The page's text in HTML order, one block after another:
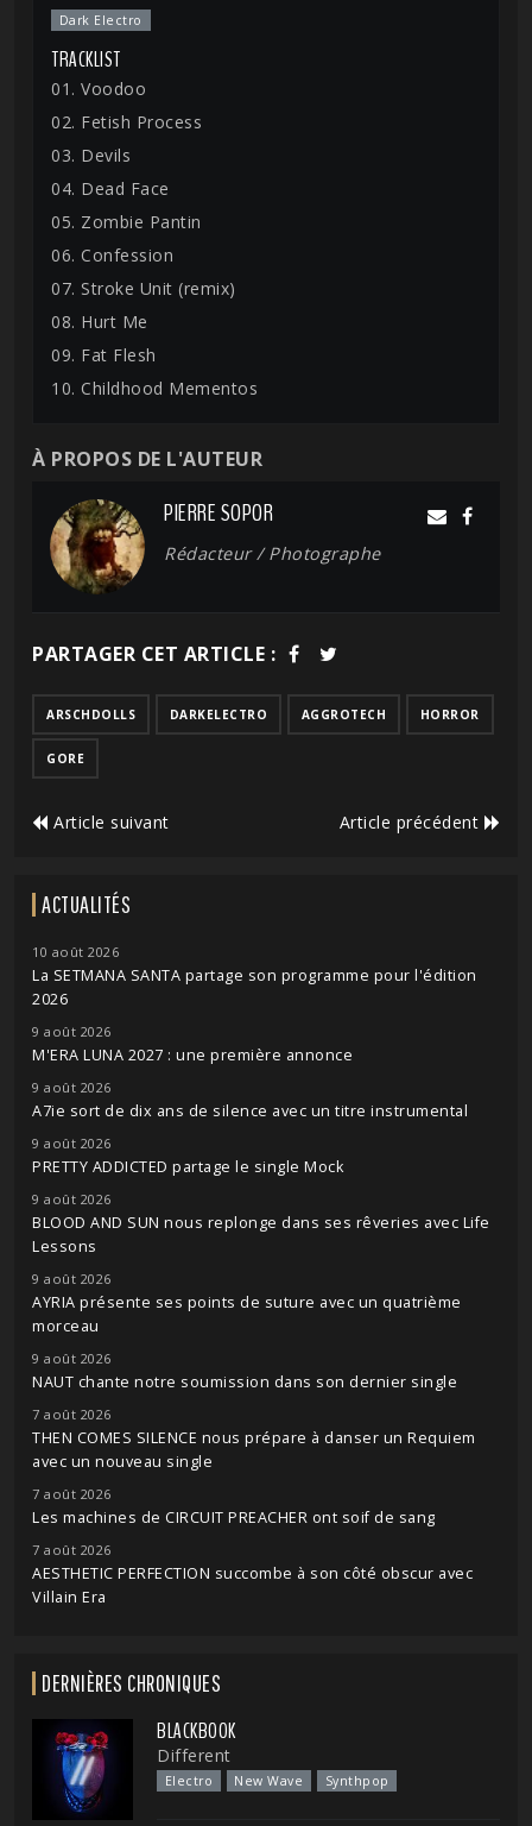
Dark Electro
TRACKLIST
01. Voodoo
02. Fetish Process
03. Devils
04. Dead Face
05. Zombie Pantin
06. Confession
07. Stroke Unit (remix)
08. Hurt Me
09. Fat Flesh
10. Childhood Mementos
À PROPOS DE L'AUTEUR
PIERRE SOPOR
Rédacteur / Photographe
PARTAGER CET ARTICLE :
ARSCHDOLLS DARKELECTRO AGGROTECH HORROR
GORE
Article suivant Article précédent
ACTUALITÉS
10 août 2026
La SETMANA SANTA partage son programme pour l'édition
2026
9 août 2026
M'ERA LUNA 2027 : une première annonce
9 août 2026
A7ie sort de dix ans de silence avec un titre instrumental
9 août 2026
PRETTY ADDICTED partage le single Mock
9 août 2026
BLOOD AND SUN nous replonge dans ses rêveries avec Life
Lessons
9 août 2026
AYRIA présente ses points de suture avec un quatrième
morceau
9 août 2026
NAUT chante notre soumission dans son dernier single
7 août 2026
THEN COMES SILENCE nous prépare à danser un Requiem
avec un nouveau single
7 août 2026
Les machines de CIRCUIT PREACHER ont soif de sang
7 août 2026
AESTHETIC PERFECTION succombe à son côté obscur avec
Villain Era
DERNIÈRES CHRONIQUES
BLACKBOOK
Different
Electro New Wave Synthpop